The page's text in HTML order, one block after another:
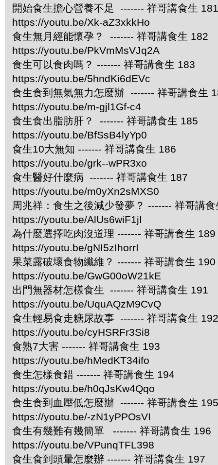
開始食生擔心營養不足 ------- 祥哥講食生 181
https://youtu.be/Xk-aZ3xkkHo
食生無月經能懷孕？ ------- 祥哥講食生 182
https://youtu.be/PkVmMsVJq2A
食生可以食肉嗎？ ------- 祥哥講食生 183
https://youtu.be/5hndKi6dEVc
食生食到無氣無力怎麼辦 ------- 祥哥講食生
https://youtu.be/m-gjl1Gf-c4
食生食出脂肪肝？ ------- 祥哥講食生 185
https://youtu.be/BfSsB4lyYp0
食生10大無知 ------- 祥哥講食生 186
https://youtu.be/grk--wPR3xo
食生醫好什麼病 ------- 祥哥講食生 187
https://youtu.be/m0yXn2sMXS0
周兆祥：食生之後減少發夢？ ------- 祥哥講
https://youtu.be/AlUs6wiF1jI
為什麼選擇吃肉沒道理 ------- 祥哥講食生 189
https://youtu.be/gNI5zIhorrI
果菜露破壞食物纖維？ ------- 祥哥講食生 190
https://youtu.be/GwG00oW21kE
出門無器材怎樣食生 ------- 祥哥講食生 191
https://youtu.be/UquAQzM9CvQ
食生輕易食走糖尿故事 ------- 祥哥講食生 192
https://youtu.be/cyHSRFr3Si8
食熟7大害 ------- 祥哥講食生 193
https://youtu.be/hMedKT34ifo
食生怎樣食錯 ------- 祥哥講食生 194
https://youtu.be/h0qJsKw4Qqo
食生食到血壓低怎麼辦 ------- 祥哥講食生 195
https://youtu.be/-zN1yPPOsVI
食生有幾難有幾簡單 ------- 祥哥講食生 196
https://youtu.be/VPunqTFL398
食生食到頭暈怎麼辦 ------- 祥哥講食生 197